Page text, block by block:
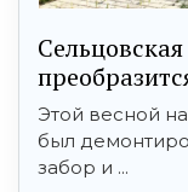
Этой весной
был
забор и ...